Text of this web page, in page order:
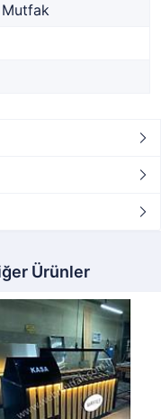
Ürünler